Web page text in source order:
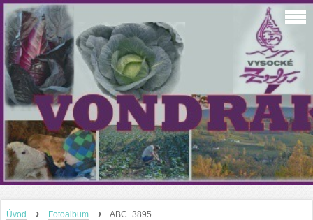
Úvod › Fotoalbum › ABC_3895